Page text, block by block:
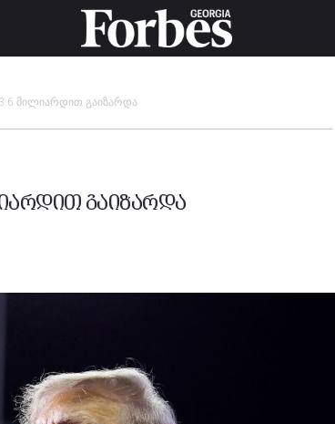
მილიარდით გაიზარდა
გაიზარდა